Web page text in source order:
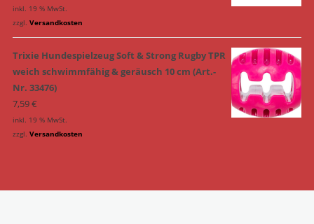
inkl. 19 % MwSt.
zzgl. Versandkosten
Trixie Hundespielzeug Soft & Strong Rugby TPR
weich schwimmfähig & geräusch 10 cm (Art.-
Nr. 33476)
7,59€
inkl. 19 % MwSt.
zzgl. Versandkosten